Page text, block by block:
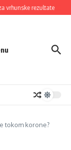
vrhunske rezultate
tokom korone?